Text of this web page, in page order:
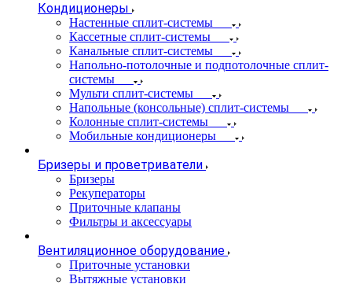
Кондиционеры
Настенные сплит-системы
Кассетные сплит-системы
Канальные сплит-системы
Напольно-потолочные и подпотолочные сплит-
системы
Мульти сплит-системы
Напольные (консольные) сплит-системы
Колонные сплит-системы
Мобильные кондиционеры
Бризеры и проветриватели
Бризеры
Рекуператоры
Приточные клапаны
Фильтры и аксессуары
Вентиляционное оборудование
Приточные установки
Вытяжные установки